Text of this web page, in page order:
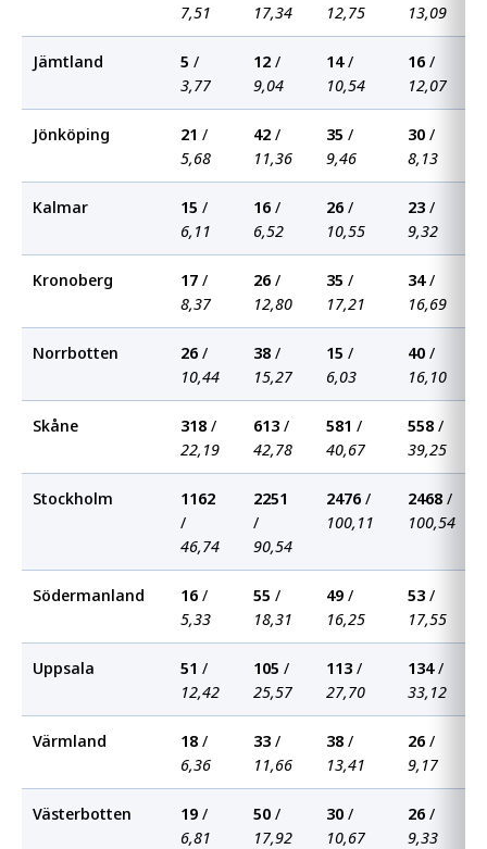
7,51
17,34
12,75
13,09
Jämtland 5 /
3,77
12 /
9,04
14/
10,54
16 /
12,07
Jönköping 21 /
5,68
42 /
11,36
35 /
9,46
30 /
8,13
Kalmar 15 /
6,11
16 /
6,52
26 /
10,55
23 /
9,32
Kronoberg 17 /
8,37
26 /
12,80
35 /
17,21
34/
16,69
Norrbotten 26 /
10,44
38 /
15,27
15 /
6,03
40 /
16,10
Skåne 318 /
22,19
613 /
42,78
581 /
40,67
558 /
39,25
Stockholm
1162
/
46,74
2251
/
90,54
2476 /
100,11
2468 /
100,54
Södermanland 16 /
5,33
55 /
18,31
49 /
16,25
53 /
17,55
Uppsala 51 /
12,42
105 /
25,57
113 /
27,70
134/
33,12
Värmland 18 /
6,36
33 /
11,66
38 /
13,41
26 /
9,17
Västerbotten 19 /
6,81
50 /
17,92
30 /
10,67
26 /
9,33